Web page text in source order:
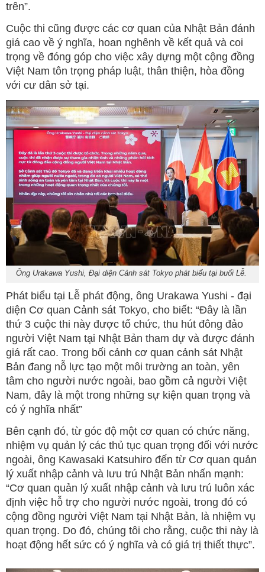
trên”.
Cuộc thi cũng được các cơ quan của Nhật Bản đánh
giá cao về ý nghĩa, hoan nghênh về kết quả và coi
trọng về đóng góp cho việc xây dựng một cộng đồng
Việt Nam tôn trọng pháp luật, thân thiện, hòa đồng
với cư dân sở tại.
Ông Urakawa Yushi, Đại diện Cảnh sát Tokyo phát biểu tại buổi Lễ.
Phát biểu tại Lễ phát động, ông Urakawa Yushi - đại
diện Cơ quan Cảnh sát Tokyo, cho biết: “Đây là lần
thứ 3 cuộc thi này được tổ chức, thu hút đông đảo
người Việt Nam tại Nhật Bản tham dự và được đánh
giá rất cao. Trong bối cảnh cơ quan cảnh sát Nhật
Bản đang nỗ lực tạo một môi trường an toàn, yên
tâm cho người nước ngoài, bao gồm cả người Việt
Nam, đây là một trong những sự kiện quan trọng và
có ý nghĩa nhất”
Bên cạnh đó, từ góc độ một cơ quan có chức năng,
nhiệm vụ quản lý các thủ tục quan trọng đối với nước
ngoài, ông Kawasaki Katsuhiro đến từ Cơ quan quản
lý xuất nhập cảnh và lưu trú Nhật Bản nhấn mạnh:
“Cơ quan quản lý xuất nhập cảnh và lưu trú luôn xác
định việc hỗ trợ cho người nước ngoài, trong đó có
cộng đồng người Việt Nam tại Nhật Bản, là nhiệm vụ
quan trọng. Do đó, chúng tôi cho rằng, cuộc thi này là
hoạt động hết sức có ý nghĩa và có giá trị thiết thực”.